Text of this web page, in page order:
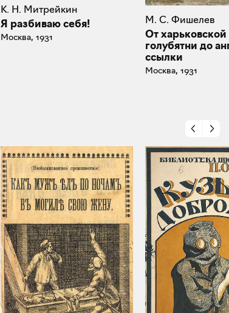
К. Н. Митрейкин
Я разбиваю себя!
Москва, 1931
М. С. Фишелев
От харьковской
голубятни до
ссылки
Москва, 1931